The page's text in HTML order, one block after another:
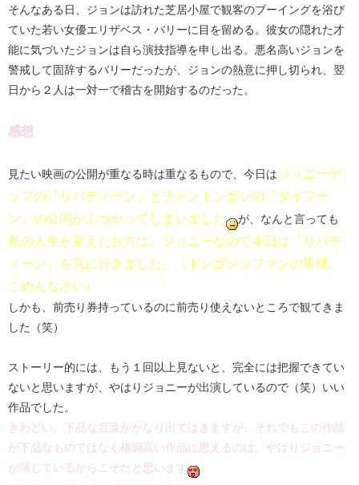
そんなある日、ジョンは訪れた芝居小屋で観客のブーイングを浴び
ていた若い女優エリザベス・バリーに目を留める。彼女の隠れた才
能に気づいたジョンは自ら演技指導を申し出る。悪名高いジョンを
警戒して固辞するバリーだったが、ジョンの熱意に押し切られ、翌
日から２人は一対一で稽古を開始するのだった。
感想
見たい映画の公開が重なる時は重なるもので、今日はジョニーデ
ップの『リバティーン』とチャンドンゴンの『タイフー
ン』の公開がぶつかってしまいました
が、なんと言っても
私の人生を変えたお方は、ジョニーなので本日は『リバテ
ィーン』を見に行きました。（ドンゴンシファンの皆様、
ごめんなさい）
しかも、前売り券持っているのに前売り使えないところで観てきま
した（笑）
ストーリー的には、もう１回以上見ないと、完全には把握できてい
ないと思いますが、やはりジョニーが出演しているので（笑）いい
作品でした。
きわどい、下品な言葉がかなり出てはきますが、それでもこの作品
が下品なものではなく格調高い作品に思えるのは、やはりジョニー
が演じているからこそだと思います